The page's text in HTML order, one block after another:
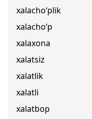
xalacho‘plik
xalacho‘p
xalaxona
xalatsiz
xalatlik
xalatli
xalatbop